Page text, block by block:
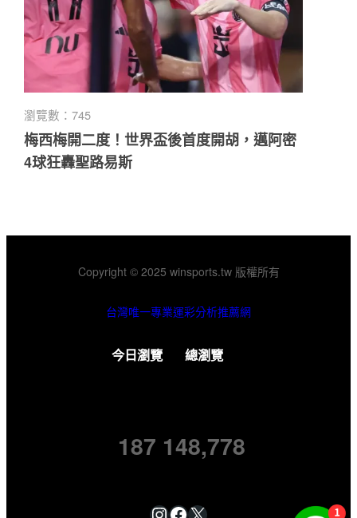
瀏覽數：745
梅西梅開二度！世界盃後首度開胡，邁阿密
4球狂轟聖路易斯
Copyright © 2025 winsports.tw 版權所有
台灣唯一專業運彩分析推薦網
今日瀏覽
187
總瀏覽
148,778